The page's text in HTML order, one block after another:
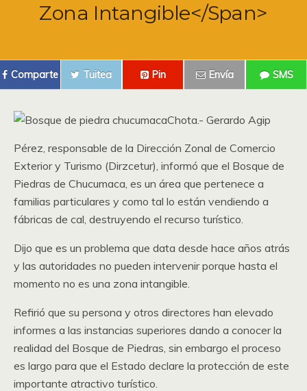
Zona Intangible</span>
Comparte Tuitea Pin Envía SMS
Chota.- Gerardo Agip
Pérez, responsable de la Dirección Zonal de Comercio
Exterior y Turismo (Dirzcetur), informó que el Bosque de
Piedras de Chucumaca, es un área que pertenece a
familias particulares y como tal lo están vendiendo a
fábricas de cal, destruyendo el recurso turístico.
Dijo que es un problema que data desde hace años atrás
y las autoridades no pueden intervenir porque hasta el
momento no es una zona intangible.
Refirió que su persona y otros directores han elevado
informes a las instancias superiores dando a conocer la
realidad del Bosque de Piedras, sin embargo el proceso
es largo para que el Estado declare la protección de este
importante atractivo turístico.